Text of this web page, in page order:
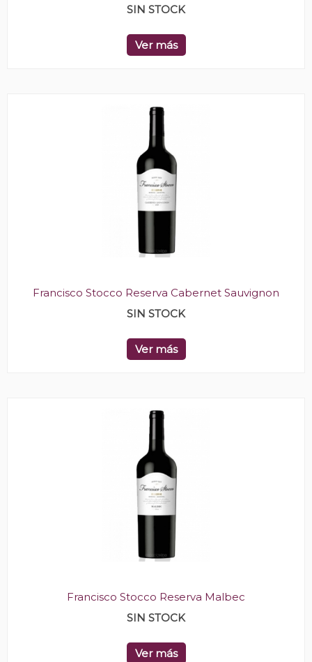
SIN STOCK
Ver más
Francisco Stocco Reserva Cabernet Sauvignon
SIN STOCK
Ver más
Francisco Stocco Reserva Malbec
SIN STOCK
Ver más